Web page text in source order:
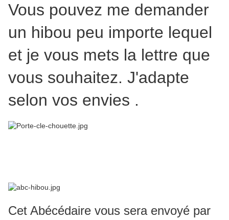
Vous pouvez me demander
un hibou peu importe lequel
et je vous mets la lettre que
vous souhaitez. J'adapte
selon vos envies .
Cet Abécédaire vous sera envoyé par